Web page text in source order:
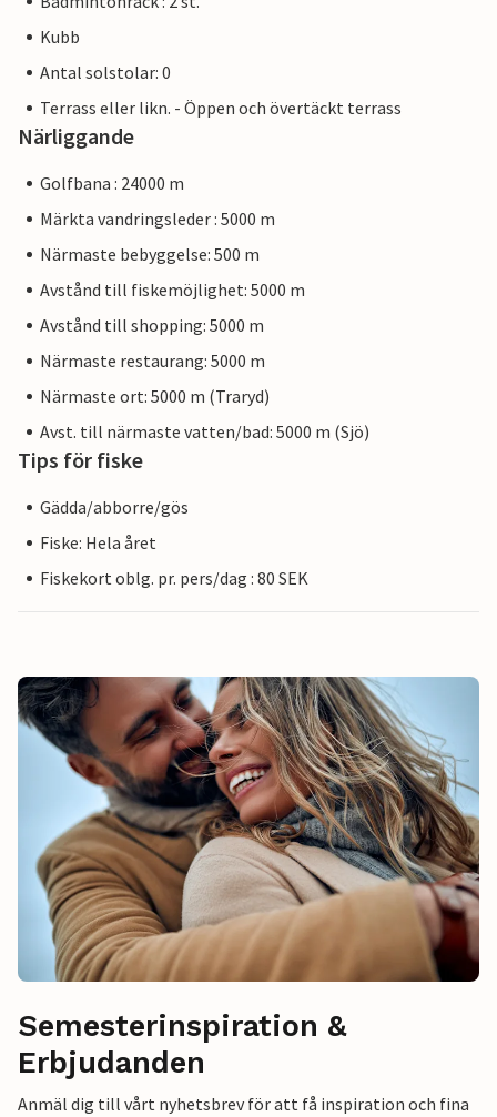
Kubb
Antal solstolar: 0
Terrass eller likn. - Öppen och övertäckt terrass
Närliggande
Golfbana : 24000 m
Märkta vandringsleder : 5000 m
Närmaste bebyggelse: 500 m
Avstånd till fiskemöjlighet: 5000 m
Avstånd till shopping: 5000 m
Närmaste restaurang: 5000 m
Närmaste ort: 5000 m (Traryd)
Avst. till närmaste vatten/bad: 5000 m (Sjö)
Tips för fiske
Gädda/abborre/gös
Fiske: Hela året
Fiskekort oblg. pr. pers/dag : 80 SEK
Semesterinspiration &
Erbjudanden
Anmäl dig till vårt nyhetsbrev för att få inspiration och fina